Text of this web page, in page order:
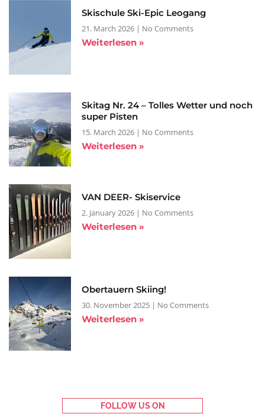
Skischule Ski-Epic Leogang
21. March 2026 No Comments
Weiterlesen »
Skitag Nr. 24 – Tolles Wetter und noch
super Pisten
15. March 2026 No Comments
Weiterlesen »
VAN DEER- Skiservice
2. January 2026 No Comments
Weiterlesen »
Obertauern Skiing!
30. November 2025 No Comments
Weiterlesen »
FOLLOW US ON